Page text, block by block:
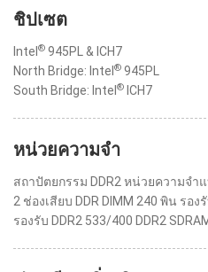
ชิปเซต
Intel ® 945PL & ICH7
North Bridge: Intel ® 945PL
South Bridge: Intel ® ICH7
หน่วยความจำ
สถาปัตยกรรม DDR2 หน่วยความจำ
2 ช่องเสียบ DDR DIMM 240 พิน รอง
รองรับ DDR2 533/400 DDR2